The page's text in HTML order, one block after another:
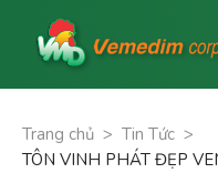
Trang chủ > Tin Tức >
TÔN VINH PHÁT ĐẸP